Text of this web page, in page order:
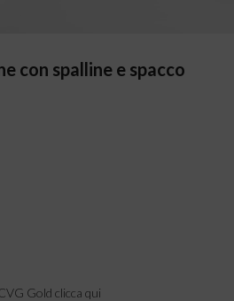
con spalline e spacco
Gold clicca qui